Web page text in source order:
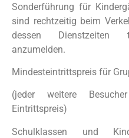
Sonderführung für
sind rechtzeitig beim
dessen Dienstzeiten
anzumelden.
Mindesteintrittspreis für
(jeder weitere
Eintrittspreis)
Schulklassen und